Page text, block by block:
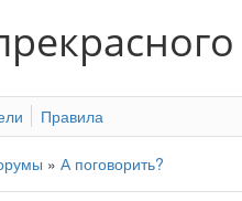
Правила
» А поговорить?